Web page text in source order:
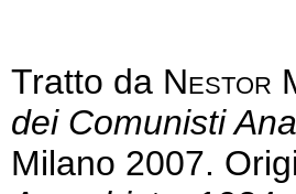
Tratto da Nestor
dei Comunisti
Milano 2007.